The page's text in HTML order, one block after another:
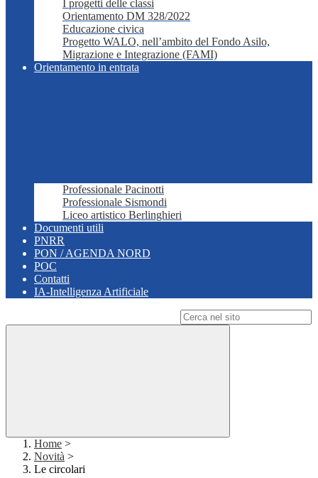
I progetti delle classi
Orientamento DM 328/2022
Educazione civica
Progetto WALO, nell’ambito del Fondo Asilo,
Migrazione e Integrazione (FAMI)
Orientamento in entrata
Professionale Pacinotti
Professionale Sismondi
Liceo artistico Berlinghieri
Documenti utili
PNRR
PON / AGENDA NORD
POC
Contatti
IA-Intelligenza Artificiale
Home >
Novità >
Le circolari